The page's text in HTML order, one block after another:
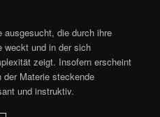
ausgesucht, die durch ihre
weckt und in der sich
zeigt. Insofern erscheint
Materie steckende
und instruktiv.